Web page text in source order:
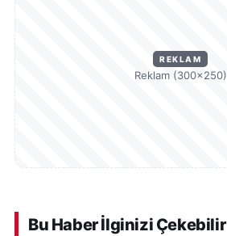
REKLAM
Reklam (300×250)
Bu Haber İlginizi Çekebilir